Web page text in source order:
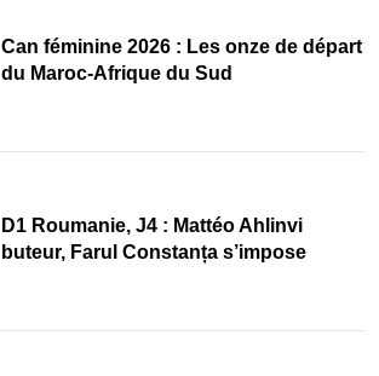
‎Can féminine 2026 : Les onze de départ
du Maroc-Afrique du Sud
D1 Roumanie, J4 : Mattéo Ahlinvi
buteur, Farul Constanța s’impose